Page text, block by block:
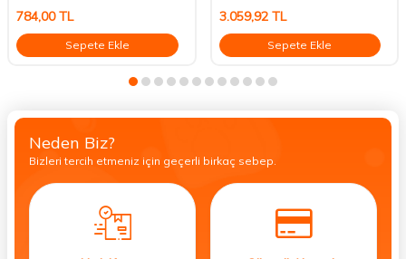
784,00TL
Sepete Ekle
3.059,92TL
Sepete Ekle
Neden Biz?
Bizleri tercih etmeniz için geçerli birkaç sebep.